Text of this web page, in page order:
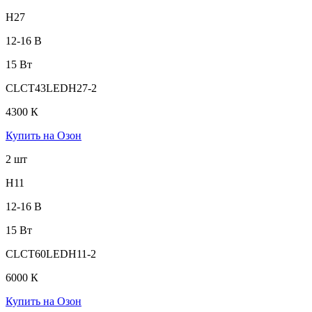
H27
12-16 В
15 Вт
CLCT43LEDH27-2
4300 К
Купить на Озон
2 шт
H11
12-16 В
15 Вт
CLCT60LEDH11-2
6000 К
Купить на Озон